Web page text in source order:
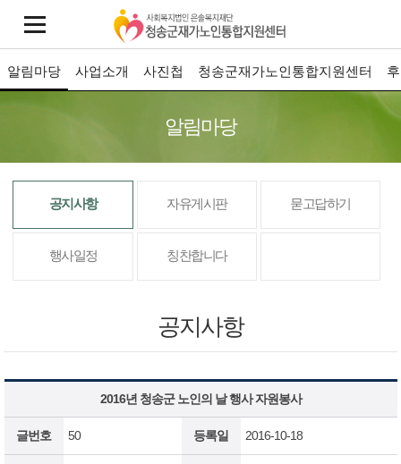
알림마당 사업소개 사진첩 청송군재가노인통합지원센터
알림마당
공지사항 자유게시판 묻고답하기
행사일정 칭찬합니다
공지사항
2016년 청송군 노인의 날 행사 자원봉사
글번호 50 등록일 2016-10-18